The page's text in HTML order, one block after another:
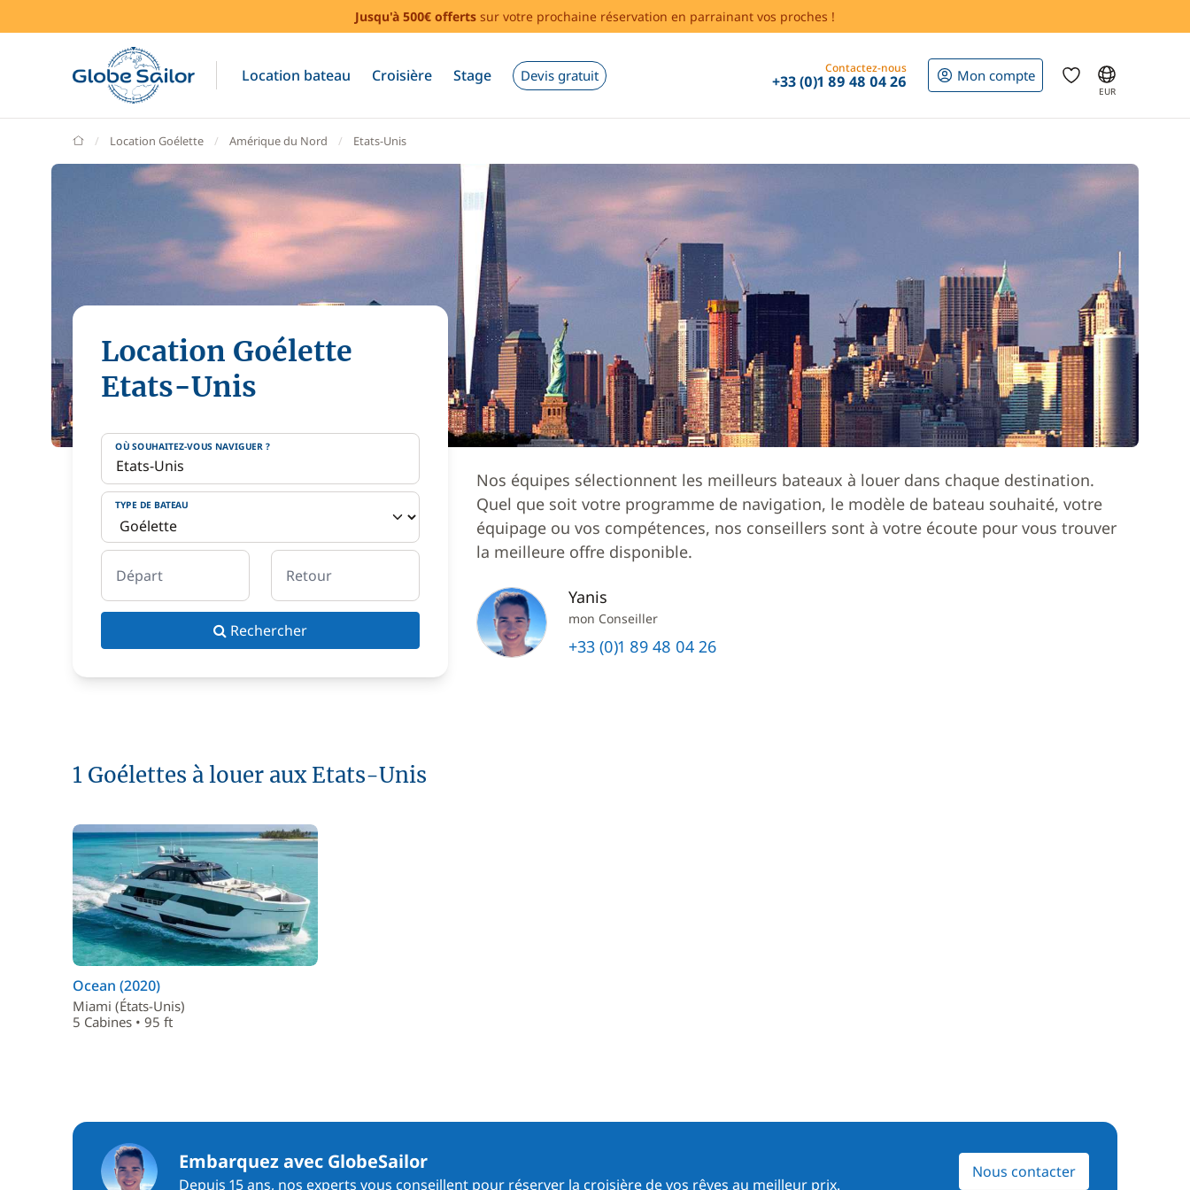
Jusqu'à 500€ offerts sur votre prochaine réservation en parrainant vos proches !
Location bateau Croisière Stage Devis gratuit Contactez-nous
+33 (0)1 89 48 04 26 Mon compte
EUR
GlobeSailor
Location Goélette Amérique du Nord Etats-Unis
Location Goélette
Etats-Unis
OÙ SOUHAITEZ-VOUS NAVIGUER ?
TYPE DE BATEAU
Départ Retour
Rechercher
Nos équipes sélectionnent les meilleurs bateaux à louer dans chaque destination.
Quel que soit votre programme de navigation, le modèle de bateau souhaité, votre
équipage ou vos compétences, nos conseillers sont à votre écoute pour vous trouver
la meilleure offre disponible.
Yanis
mon Conseiller
+33 (0)1 89 48 04 26
1 Goélettes à louer aux Etats-Unis
Ocean (2020)
Miami (États-Unis)
5 Cabines • 95 ft
Embarquez avec GlobeSailor
Depuis 15 ans, nos experts vous conseillent pour réserver la croisière de vos rêves au meilleur prix.
Nous contacter